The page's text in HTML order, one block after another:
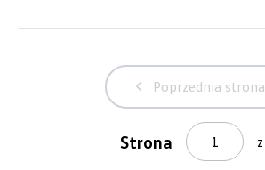
Promocja
Pokaż tylko dostępne
Filtruj
Poprzednia strona
Strona z